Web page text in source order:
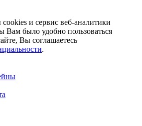
и сервис веб-аналитики
Вам было удобно пользоваться
Вы соглашаетесь
.